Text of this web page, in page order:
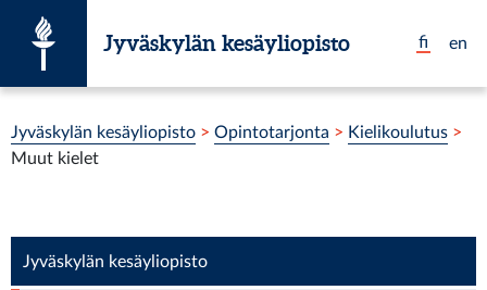
fi
en
Jyväskylän kesäyliopisto
Jyväskylän kesäyliopisto > Opintotarjonta > Kielikoulutus >
Muut kielet
Jyväskylän kesäyliopisto